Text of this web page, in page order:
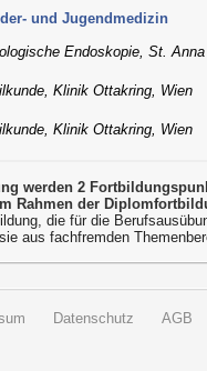
und Jugendmedizin
Endoskopie, St.
Klinik Ottakring, Wien
Klinik Ottakring, Wien
werden 2
Rahmen der
die für die
aus fachfremden
Datenschutz AGB